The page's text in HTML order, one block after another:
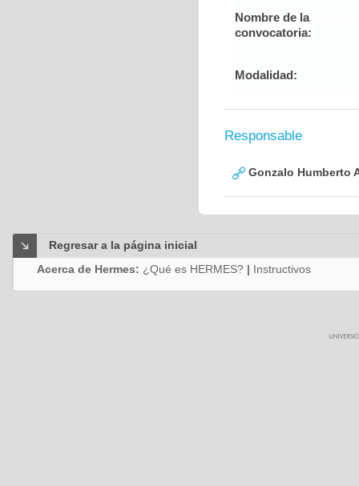
Nombre de la
convocatoria:
Modalidad:
Responsable
Gonzalo Humberto
Regresar a la página inicial
Acerca de Hermes: ¿Qué es HERMES? | Instructivos